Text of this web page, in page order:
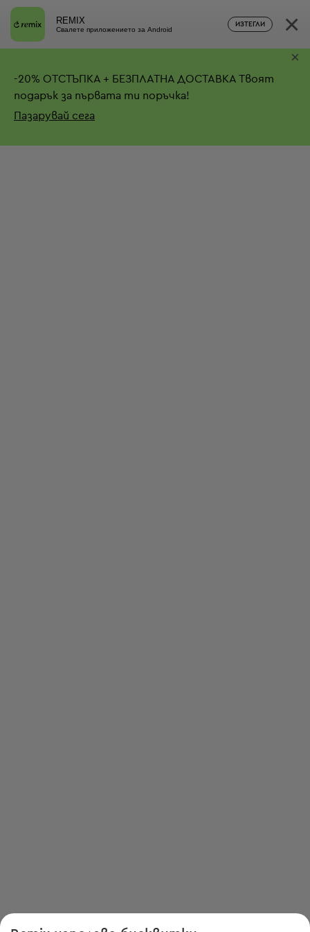
REMIX
Свалете приложението за Android
ИЗТЕГЛИ ×
-20% ОТСТЪПКА + БЕЗПЛАТНА ДОСТАВКА Твоят
подарък за първата ти поръчка!
Пазарувай сега
×